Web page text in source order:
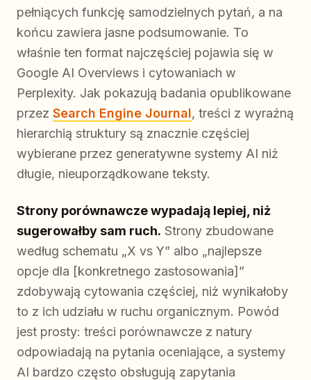
pełniących funkcję samodzielnych pytań, a na
końcu zawiera jasne podsumowanie. To
właśnie ten format najczęściej pojawia się w
Google AI Overviews i cytowaniach w
Perplexity. Jak pokazują badania opublikowane
przez Search Engine Journal, treści z wyraźną
hierarchią struktury są znacznie częściej
wybierane przez generatywne systemy AI niż
długie, nieuporządkowane teksty.
Strony porównawcze wypadają lepiej, niż
sugerowałby sam ruch. Strony zbudowane
według schematu „X vs Y” albo „najlepsze
opcje dla [konkretnego zastosowania]”
zdobywają cytowania częściej, niż wynikałoby
to z ich udziału w ruchu organicznym. Powód
jest prosty: treści porównawcze z natury
odpowiadają na pytania oceniające, a systemy
AI bardzo często obsługują zapytania